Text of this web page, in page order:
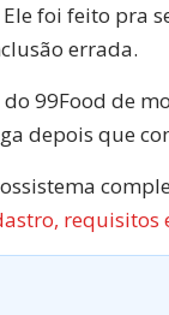
foi feito pra
errada.
do 99Food de
depois que
requisitos